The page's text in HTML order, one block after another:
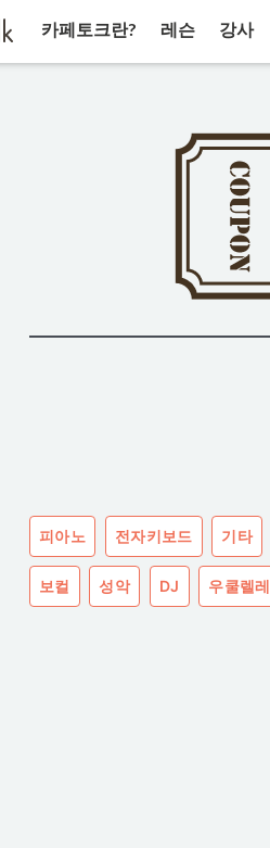
카페토크란? 레슨 강사
피아노 전자키보드 기타
보컬 성악 DJ 우쿨렐레